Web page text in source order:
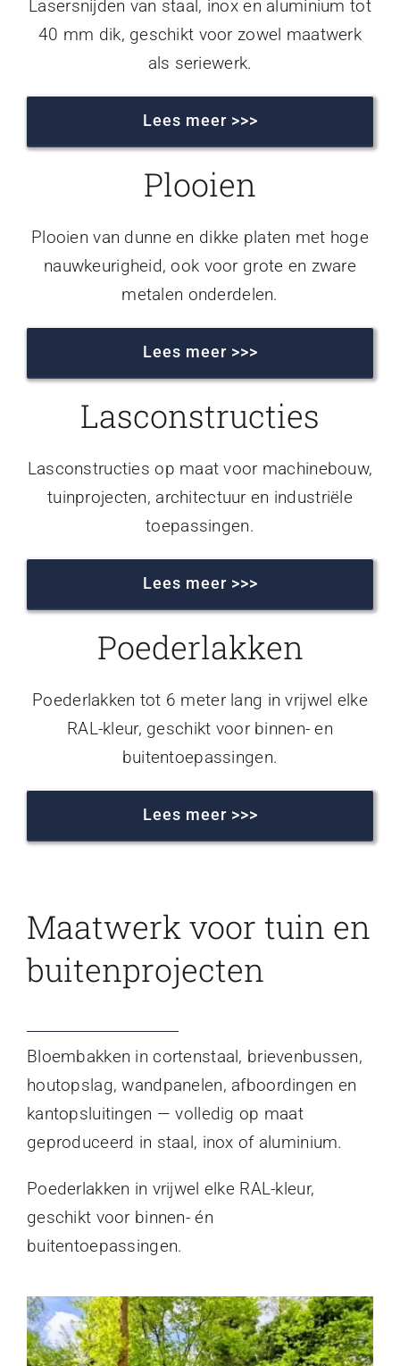
Lasersnijden van staal, inox en aluminium tot
40 mm dik, geschikt voor zowel maatwerk
als seriewerk.
Lees meer >>>
Plooien
Plooien van dunne en dikke platen met hoge
nauwkeurigheid, ook voor grote en zware
metalen onderdelen.
Lees meer >>>
Lasconstructies
Lasconstructies op maat voor machinebouw,
tuinprojecten, architectuur en industriële
toepassingen.
Lees meer >>>
Poederlakken
Poederlakken tot 6 meter lang in vrijwel elke
RAL-kleur, geschikt voor binnen- en
buitentoepassingen.
Lees meer >>>
Maatwerk voor tuin en
buitenprojecten
Bloembakken in cortenstaal, brievenbussen,
houtopslag, wandpanelen, afboordingen en
kantopsluitingen — volledig op maat
geproduceerd in staal, inox of aluminium.
Poederlakken in vrijwel elke RAL-kleur,
geschikt voor binnen- én
buitentoepassingen.